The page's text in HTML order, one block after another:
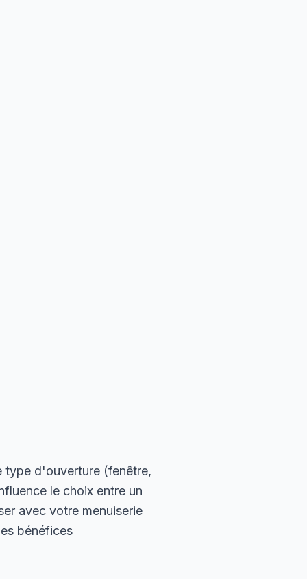
type d'ouverture (fenêtre,
le choix entre un
avec votre menuiserie
bénéfices